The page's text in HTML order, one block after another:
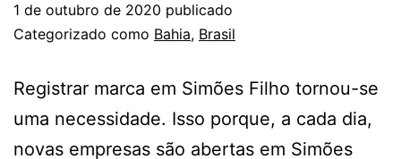
1 de outubro de 2020 publicado
Categorizado como Bahia, Brasil
Registrar marca em Simões Filho tornou-se
uma necessidade. Isso porque, a cada dia,
novas empresas são abertas em Simões